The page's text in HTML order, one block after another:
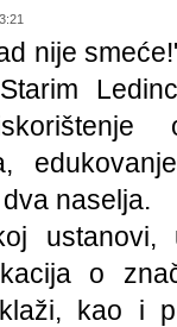
nije
naselja.
o
kao i